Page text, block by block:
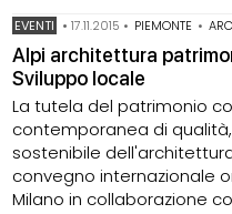
EVENTI •17.11.2015 • PIEMONTE •
Alpi architettura
Sviluppo locale
La tutela del patrimonio
contemporanea di
sostenibile
convegno internazionale
Milano in collaborazione